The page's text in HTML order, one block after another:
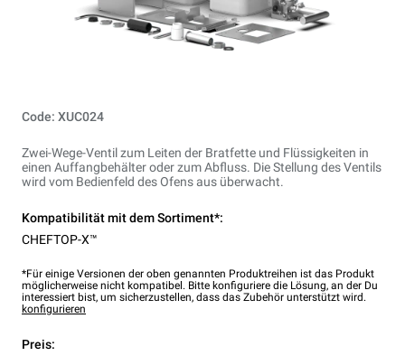
Code: XUC024
Zwei-Wege-Ventil zum Leiten der Bratfette und Flüssigkeiten in
einen Auffangbehälter oder zum Abfluss. Die Stellung des Ventils
wird vom Bedienfeld des Ofens aus überwacht.
Kompatibilität mit dem Sortiment*:
CHEFTOP-X™
*Für einige Versionen der oben genannten Produktreihen ist das Produkt
möglicherweise nicht kompatibel. Bitte konfiguriere die Lösung, an der Du
interessiert bist, um sicherzustellen, dass das Zubehör unterstützt wird.
konfigurieren
Preis: